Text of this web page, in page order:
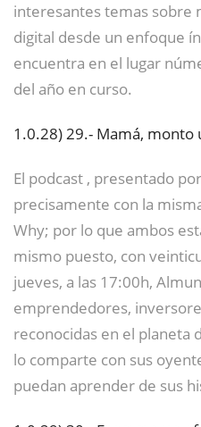
interesantes temas sobre
digital desde un enfoque
encuentra en el lugar
del año en curso.
1.0.28)29.- Mamá, monto
El podcast , presentado
precisamente con la
Why; por lo que ambos
mismo puesto, con
jueves, a las 17:00h,
emprendedores,
reconocidas en el planeta
lo comparte con sus
puedan aprender de sus